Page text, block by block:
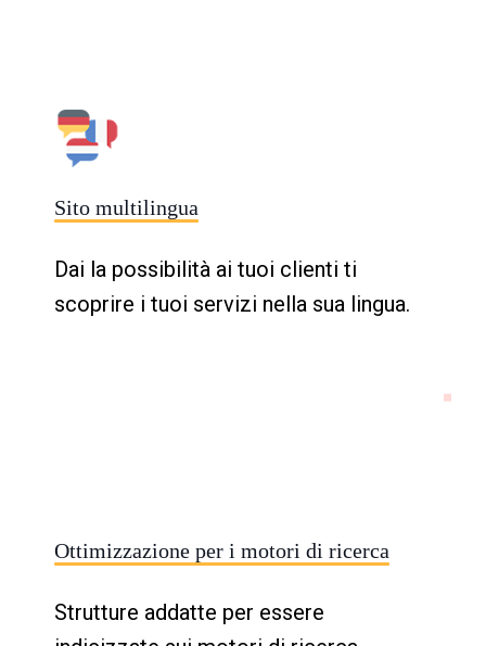
Sito multilingua
Dai la possibilità ai tuoi clienti ti
scoprire i tuoi servizi nella sua lingua.
Ottimizzazione per i motori di ricerca
Strutture addatte per essere